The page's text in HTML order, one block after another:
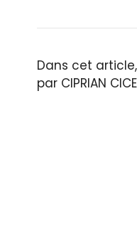
Dans cet
par CIPRIAN